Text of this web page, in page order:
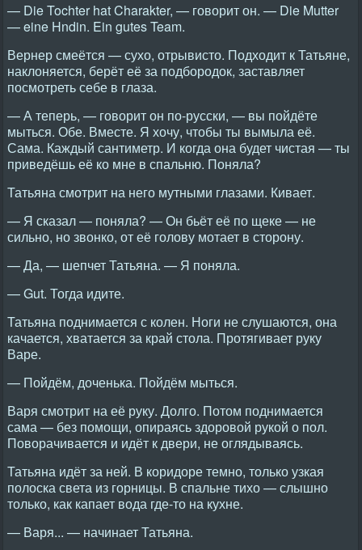
— Die Tochter hat Charakter, — говорит он. — Die Mutter
— eine Hndin. Ein gutes Team.
Вернер смеётся — сухо, отрывисто. Подходит к Татьяне,
наклоняется, берёт её за подбородок, заставляет
посмотреть себе в глаза.
— А теперь, — говорит он по-русски, — вы пойдёте
мыться. Обе. Вместе. Я хочу, чтобы ты вымыла её.
Сама. Каждый сантиметр. И когда она будет чистая — ты
приведёшь её ко мне в спальню. Поняла?
Татьяна смотрит на него мутными глазами. Кивает.
— Я сказал — поняла? — Он бьёт её по щеке — не
сильно, но звонко, от её голову мотает в сторону.
— Да, — шепчет Татьяна. — Я поняла.
— Gut. Тогда идите.
Татьяна поднимается с колен. Ноги не слушаются, она
качается, хватается за край стола. Протягивает руку
Варе.
— Пойдём, доченька. Пойдём мыться.
Варя смотрит на её руку. Долго. Потом поднимается
сама — без помощи, опираясь здоровой рукой о пол.
Поворачивается и идёт к двери, не оглядываясь.
Татьяна идёт за ней. В коридоре темно, только узкая
полоска света из горницы. В спальне тихо — слышно
только, как капает вода где-то на кухне.
— Варя... — начинает Татьяна.